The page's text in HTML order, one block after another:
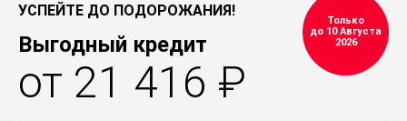
УСПЕЙТЕ ДО ПОДОРОЖАНИЯ!
Выгодный кредит
от 21 416 ₽
Только
до 10 Августа
2026